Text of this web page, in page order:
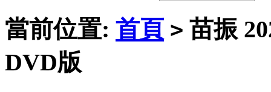
當前位置: 首頁 > 苗振
DVD版